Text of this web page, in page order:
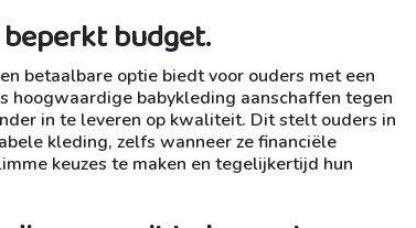
budget.
betaalbare optie biedt voor ouders met een
hoogwaardige babykleding aanschaffen tegen
in te leveren op kwaliteit. Dit stelt ouders in
kleding, zelfs wanneer ze financiële
keuzes te maken en tegelijkertijd hun